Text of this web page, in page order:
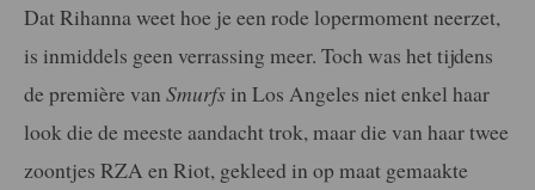
Dat Rihanna weet hoe je een rode lopermoment neerzet,
is inmiddels geen verrassing meer. Toch was het tijdens
de première van Smurfs in Los Angeles niet enkel haar
look die de meeste aandacht trok, maar die van haar twee
zoontjes RZA en Riot, gekleed in op maat gemaakte